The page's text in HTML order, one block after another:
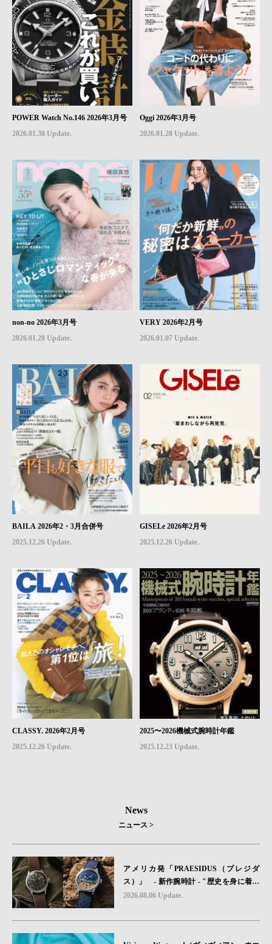
POWER Watch No.146 2026年3月号
2026.01.30 Update.
Oggi 2026年3月号
2026.01.28 Update.
non-no 2026年3月号
2026.01.20 Update.
VERY 2026年2月号
2026.01.07 Update.
BAILA 2026年2・3月合併号
2025.12.26 Update.
GISELe 2026年2月号
2025.12.26 Update.
CLASSY. 2026年2月号
2025.12.26 Update.
2025〜2026機械式腕時計年鑑
2025.12.23 Update.
News
ニュース >
アメリカ発「PRAESIDUS（プレジダ
ス）」 - 新作腕時計 - "歴史を身に着け
る“ -戦場を駆け抜けたWillys MBのボンネ
砂を文字盤に閉じ込めた「A-11」コレク
2026.08.06 Update.